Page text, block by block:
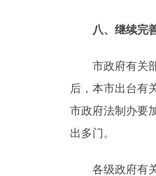
八、继续完
市政府有关部
后，本市出台有
市政府法制办要
出多门。
各级政府有关